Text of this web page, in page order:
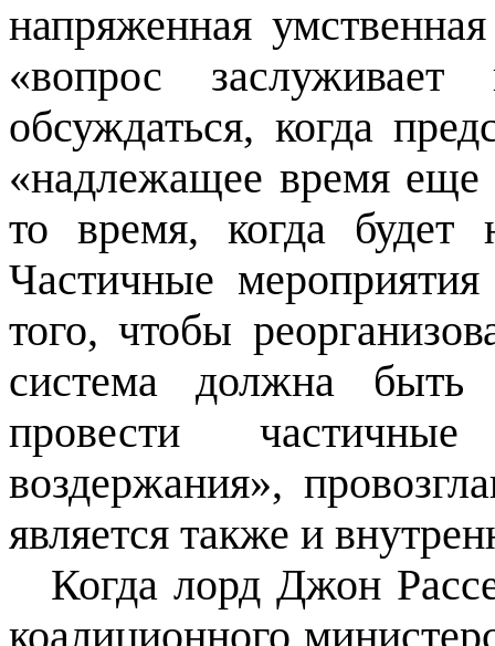
напряженная
«вопрос
обсуждаться, когда
«надлежащее время еще
то время, когда будет
Частичные
того, чтобы
система должна быть
провести
воздержания»,
является также и
Когда лорд Джон
коалиционного